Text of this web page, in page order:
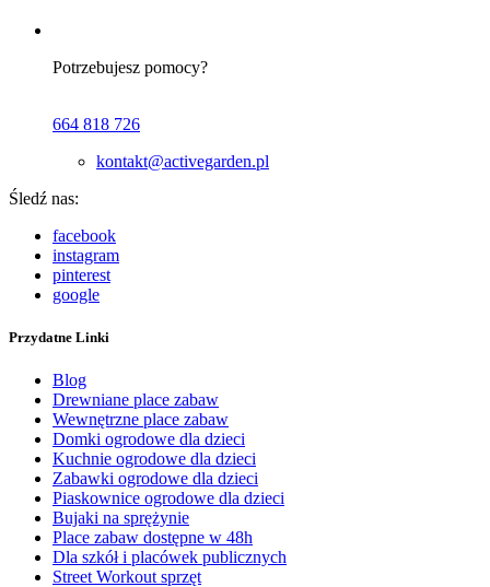
Potrzebujesz pomocy?
664 818 726
kontakt@activegarden.pl
Śledź nas:
facebook
instagram
pinterest
google
Przydatne Linki
Blog
Drewniane place zabaw
Wewnętrzne place zabaw
Domki ogrodowe dla dzieci
Kuchnie ogrodowe dla dzieci
Zabawki ogrodowe dla dzieci
Piaskownice ogrodowe dla dzieci
Bujaki na sprężynie
Place zabaw dostępne w 48h
Dla szkół i placówek publicznych
Street Workout sprzęt